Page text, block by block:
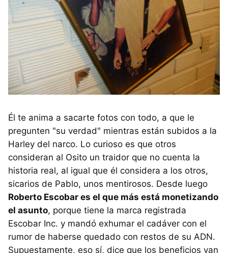
Él te anima a sacarte fotos con todo, a que le
pregunten "su verdad" mientras están subidos a la
Harley del narco. Lo curioso es que otros
consideran al Osito un traidor que no cuenta la
historia real, al igual que él considera a los otros,
sicarios de Pablo, unos mentirosos. Desde luego
Roberto Escobar es el que más está monetizando
el asunto, porque tiene la marca registrada
Escobar Inc. y mandó exhumar el cadáver con el
rumor de haberse quedado con restos de su ADN.
Supuestamente, eso sí, dice que los beneficios van